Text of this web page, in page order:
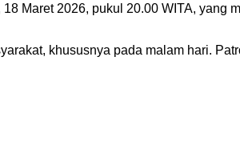
Maret 2026, pukul 20.00 WITA, yang
khususnya pada malam hari.